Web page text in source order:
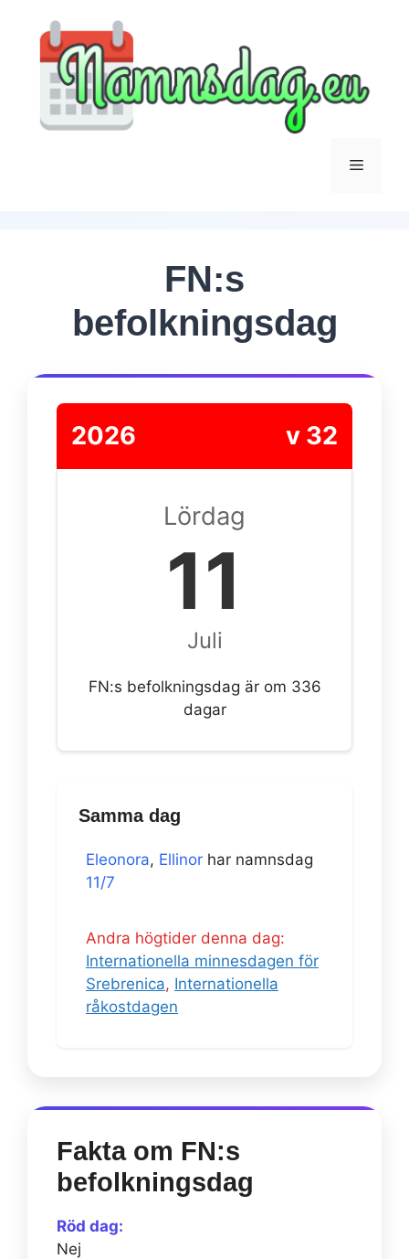
innehåll
Meny
FN:s
befolkningsdag
2026 v 32
Lördag
11
Juli
FN:s befolkningsdag är om 336
dagar
Samma dag
Eleonora, Ellinor har namnsdag
11/7
Andra högtider denna dag:
Internationella minnesdagen för
Srebrenica, Internationella
råkostdagen
Fakta om FN:s
befolkningsdag
Röd dag:
Nej